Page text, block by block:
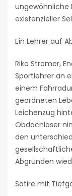
ungewöhnliche
existenzieller
Ein Lehrer auf
Riko Stromer,
Sportlehrer an
einem
geordneten
Leichenzug
Obdachloser
den
Abgründen
Satire mit